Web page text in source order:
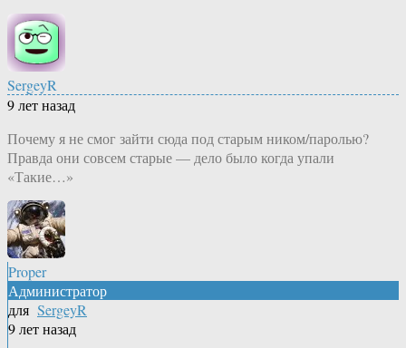
SergeyR
9 лет назад
Почему я не смог зайти сюда под старым ником/паролью?
Правда они совсем старые — дело было когда упали
«Такие…»
Proper
Администратор
для SergeyR
9 лет назад